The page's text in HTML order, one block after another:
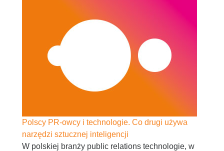
Polscy PR-owcy i technologie. Co drugi używa
narzędzi sztucznej inteligencji
W polskiej branży public relations technologie, w